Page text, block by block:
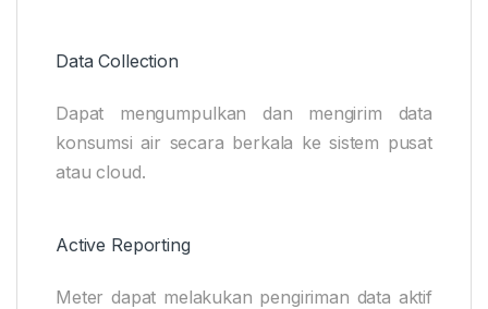
Data Collection
Dapat mengumpulkan dan mengirim data
konsumsi air secara berkala ke sistem pusat
atau cloud.
Active Reporting
Meter dapat melakukan pengiriman data aktif